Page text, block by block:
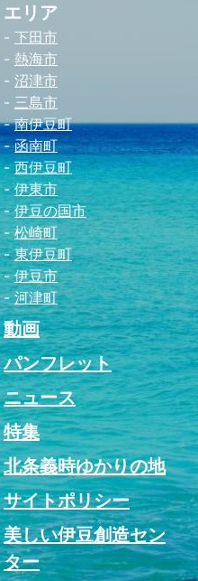
エリア
下田市
熱海市
沼津市
三島市
南伊豆町
函南町
西伊豆町
伊東市
伊豆の国市
松崎町
東伊豆町
伊豆市
河津町
動画
パンフレット
ニュース
特集
北条義時ゆかりの地
サイトポリシー
美しい伊豆創造セン
ター